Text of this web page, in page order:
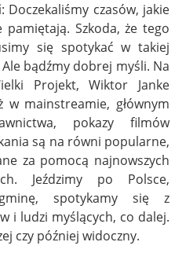
: Doczekaliśmy czasów, jakie
pamiętają. Szkoda, że tego
się spotykać w takiej
bądźmy dobrej myśli. Na
Projekt, Wiktor Janke
w mainstreamie, głównym
pokazy filmów
są na równi popularne,
za pomocą najnowszych
Jeździmy po Polsce,
spotykamy się z
i ludzi myślących, co dalej.
czy później widoczny.